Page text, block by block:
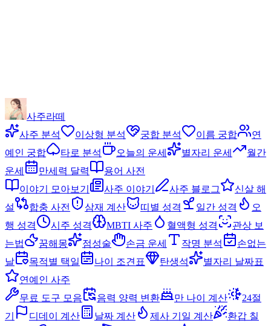
사주라떼
사주 분석
이상형 분석 궁합 분석 이름 궁합
연
예인 궁합
타로 분석 오늘의 운세 별자리 운세
월간
운세
만세력 달력
용어 사전
이야기 모아보기
사주 이야기 사주 블로그
신살 해
설
합충 사전 삼재 계산 띠별 성격 일간 성격
오
행 성격
시주 성격 MBTI 사주 혈액형 성격
관상 보
는법
꿈해몽 점성술 손금 운세 작명 분석
손없는
날
목적별 택일 나이 조견표 탄생석
별자리 날짜표
연예인 사주
무료 도구 모음
음력 양력 변환 만 나이 계산
24절
기
디데이 계산 날짜 계산 제사 기일 계산
환갑 칠